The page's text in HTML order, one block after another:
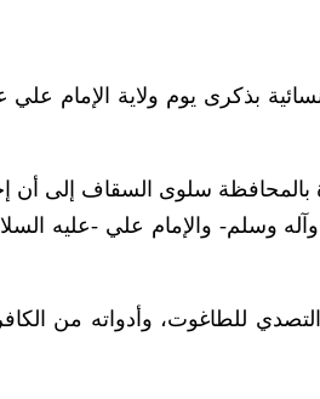
بذكرى يوم ولاية الإمام علي
بالمحافظة سلوى السقاف إلى أن
وسلم- والإمام علي -عليه
للطاغوت، وأدواته من